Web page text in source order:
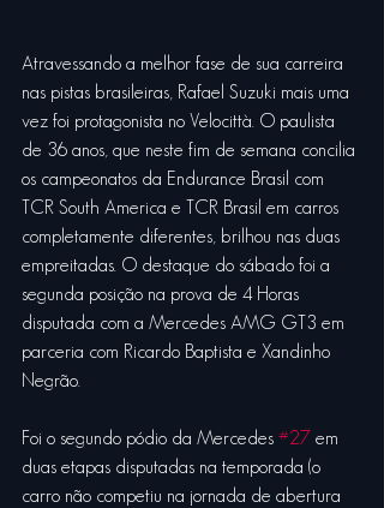
Atravessando a melhor fase de sua carreira
nas pistas brasileiras, Rafael Suzuki mais uma
vez foi protagonista no Velocittà. O paulista
de 36 anos, que neste fim de semana concilia
os campeonatos da Endurance Brasil com
TCR South America e TCR Brasil em carros
completamente diferentes, brilhou nas duas
empreitadas. O destaque do sábado foi a
segunda posição na prova de 4 Horas
disputada com a Mercedes AMG GT3 em
parceria com Ricardo Baptista e Xandinho
Negrão.
Foi o segundo pódio da Mercedes #27 em
duas etapas disputadas na temporada (o
carro não competiu na jornada de abertura